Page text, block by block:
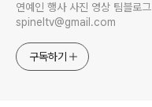
연예인 행사 사진 영상 팀블로그 문의 -
spineltv@gmail.com
구독하기